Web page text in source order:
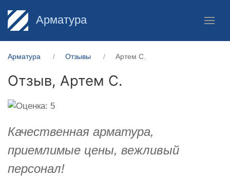
Арматура
Арматура Отзывы Артем С.
Отзыв, Артем С.
Качественная арматура,
приемлимые цены, вежливый
персонал!